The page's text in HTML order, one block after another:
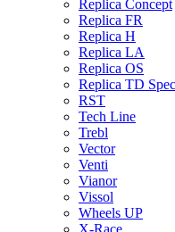
Replica Concept
Replica FR
Replica H
Replica LA
Replica OS
Replica TD
RST
Tech Line
Trebl
Vector
Venti
Vianor
Vissol
Wheels UP
X-Race